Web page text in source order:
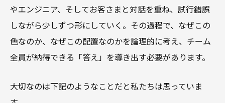
やエンジニア、そしてお客さまと対話を重ね、試行錯誤
しながら少しずつ形にしていく。その過程で、なぜこの
色なのか、なぜこの配置なのかを論理的に考え、チーム
全員が納得できる「答え」を導き出す必要があります。
大切なのは下記のようなことだと私たちは思っていま